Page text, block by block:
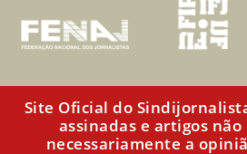
Site Oficial do
assinadas e artigos
necessariamente a